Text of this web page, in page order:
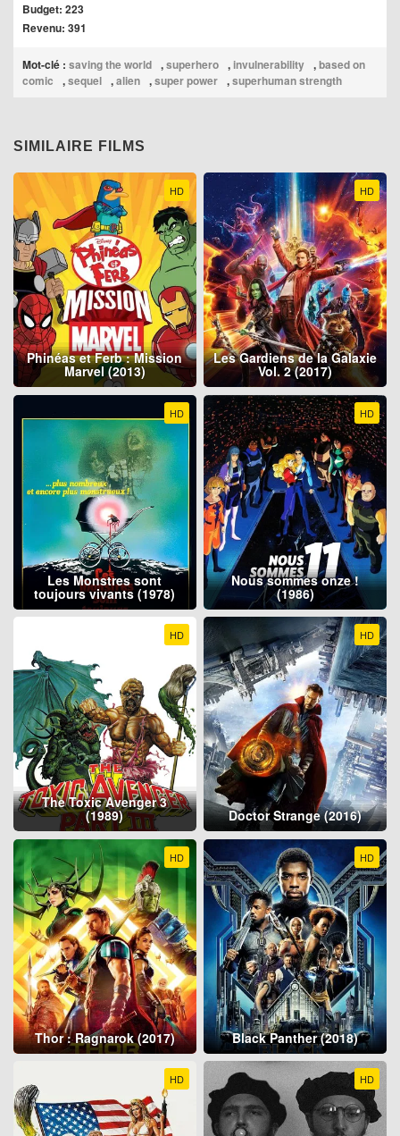
Budget: 223
Revenu: 391
Mot-clé : saving the world ,superhero , invulnerability ,based on
comic
,sequel ,alien ,super power ,superhuman strength
SIMILAIRE FILMS
HD
Phinéas et Ferb : Mission
Marvel (2013)
HD
Les Gardiens de la Galaxie
Vol. 2 (2017)
HD
Les Monstres sont
toujours vivants (1978)
HD
Nous sommes onze !
(1986)
HD
The Toxic Avenger 3
(1989)
HD
Doctor Strange (2016)
HD
Thor : Ragnarok (2017)
HD
Black Panther (2018)
HD HD